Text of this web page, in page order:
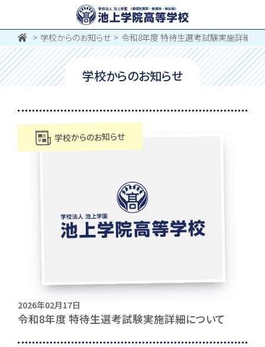
お問い合わせ
0120-195-315
学校からのお知らせ 令和8年度 特待生選考試験実施詳細に
学校からのお知らせ
学校からのお知らせ
2026年02月17日
令和8年度 特待生選考試験実施詳細について